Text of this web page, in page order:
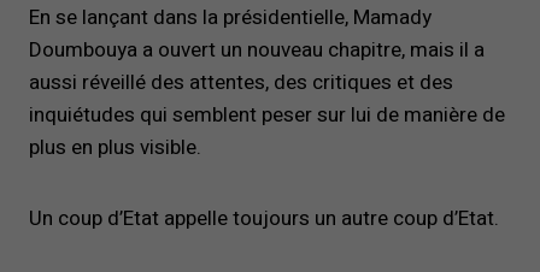
En se lançant dans la présidentielle, Mamady
Doumbouya a ouvert un nouveau chapitre, mais il a
aussi réveillé des attentes, des critiques et des
inquiétudes qui semblent peser sur lui de manière de
plus en plus visible.
Un coup d’Etat appelle toujours un autre coup d’Etat.